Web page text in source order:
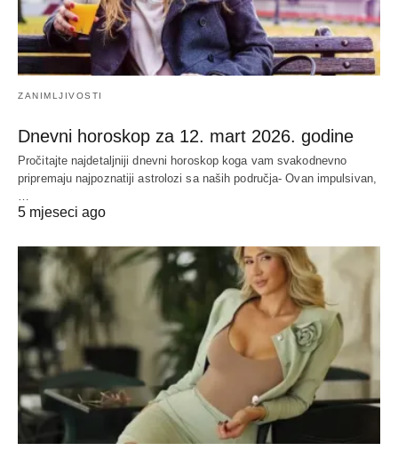
ZANIMLJIVOSTI
Dnevni horoskop za 12. mart 2026. godine
Pročitajte najdetaljniji dnevni horoskop koga vam svakodnevno
pripremaju najpoznatiji astrolozi sa naših područja- Ovan impulsivan,
…
5 mjeseci ago